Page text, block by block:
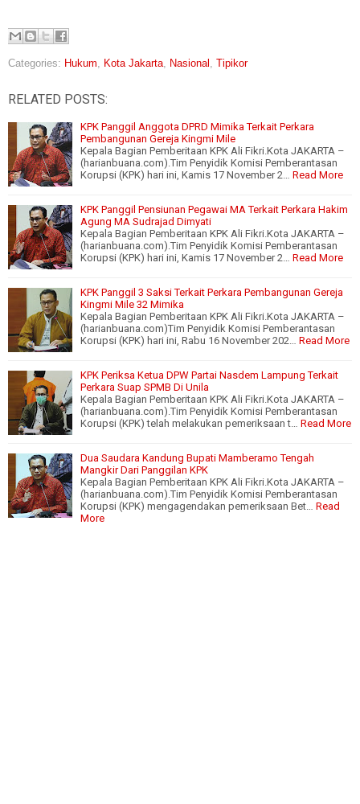
Categories: Hukum Kota Jakarta Nasional Tipikor
RELATED POSTS:
KPK Panggil Anggota DPRD Mimika Terkait Perkara
Pembangunan Gereja Kingmi Mile
Kepala Bagian Pemberitaan KPK Ali Fikri.Kota JAKARTA –
(harianbuana.com).Tim Penyidik Komisi Pemberantasan
Korupsi (KPK) hari ini, Kamis 17 November 2…
Read More
KPK Panggil Pensiunan Pegawai MA Terkait Perkara Hakim
Agung MA Sudrajad Dimyati
Kepala Bagian Pemberitaan KPK Ali Fikri.Kota JAKARTA –
(harianbuana.com).Tim Penyidik Komisi Pemberantasan
Korupsi (KPK) hari ini, Kamis 17 November 2…
Read More
KPK Panggil 3 Saksi Terkait Perkara Pembangunan Gereja
Kingmi Mile 32 Mimika
Kepala Bagian Pemberitaan KPK Ali Fikri.Kota JAKARTA –
(harianbuana.com)Tim Penyidik Komisi Pemberantasan
Korupsi (KPK) hari ini, Rabu 16 November 202…
Read More
KPK Periksa Ketua DPW Partai Nasdem Lampung Terkait
Perkara Suap SPMB Di Unila
Kepala Bagian Pemberitaan KPK Ali Fikri.Kota JAKARTA –
(harianbuana.com).Tim Penyidik Komisi Pemberantasan
Korupsi (KPK) telah melakukan pemeriksaan t…
Read More
Dua Saudara Kandung Bupati Mamberamo Tengah
Mangkir Dari Panggilan KPK
Kepala Bagian Pemberitaan KPK Ali Fikri.Kota JAKARTA –
(harianbuana.com).Tim Penyidik Komisi Pemberantasan
Korupsi (KPK) mengagendakan pemeriksaan Bet…
Read
More